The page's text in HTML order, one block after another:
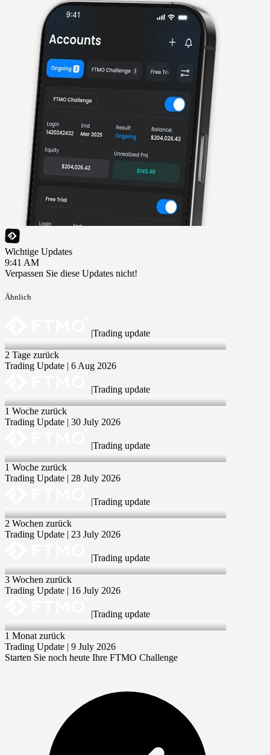
Wichtige Updates
9:41 AM
Verpassen Sie diese Updates nicht!
Ähnlich
Trading update
6 Aug 2026
2 Tage zurück
Trading Update | 6 Aug 2026
Trading update
30 Jul 2026
1 Woche zurück
Trading Update | 30 July 2026
Trading update
28 Jul 2026
1 Woche zurück
Trading Update | 28 July 2026
Trading update
23 Jul 2026
2 Wochen zurück
Trading Update | 23 July 2026
Trading update
16 Jul 2026
3 Wochen zurück
Trading Update | 16 July 2026
Trading update
9 Jul 2026
1 Monat zurück
Trading Update | 9 July 2026
Starten Sie noch heute Ihre FTMO Challenge